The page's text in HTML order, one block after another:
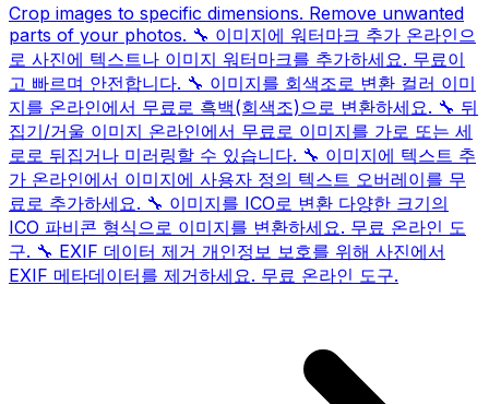
Crop images to specific dimensions. Remove unwanted
parts of your photos. 🔧 이미지에 워터마크 추가 온라인으
로 사진에 텍스트나 이미지 워터마크를 추가하세요. 무료이
고 빠르며 안전합니다. 🔧 이미지를 회색조로 변환 컬러 이미
지를 온라인에서 무료로 흑백(회색조)으로 변환하세요. 🔧 뒤
집기/거울 이미지 온라인에서 무료로 이미지를 가로 또는 세
로로 뒤집거나 미러링할 수 있습니다. 🔧 이미지에 텍스트 추
가 온라인에서 이미지에 사용자 정의 텍스트 오버레이를 무
료로 추가하세요. 🔧 이미지를 ICO로 변환 다양한 크기의
ICO 파비콘 형식으로 이미지를 변환하세요. 무료 온라인 도
구. 🔧 EXIF 데이터 제거 개인정보 보호를 위해 사진에서
EXIF ​​메타데이터를 제거하세요. 무료 온라인 도구.